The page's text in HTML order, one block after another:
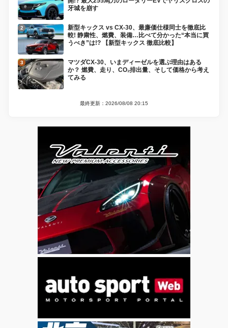
牙城を崩す
新型キックス vs CX-30、最廉価仕様同士を徹底比
較! 静粛性、燃費、装備…比べて分かった“本当に買
うべき”は!? 【新型キックス 徹底比較】
マツダCX-30、いまディーゼルを選ぶ理由はある
か？ 燃費、走り、CO₂排出量、そして価格から考え
てみる
最終更新：2026/08/08 20:15